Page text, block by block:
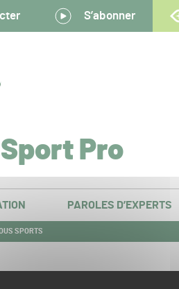
S’abonner
Pro
PAROLES D’EXPERTS
SPORTS